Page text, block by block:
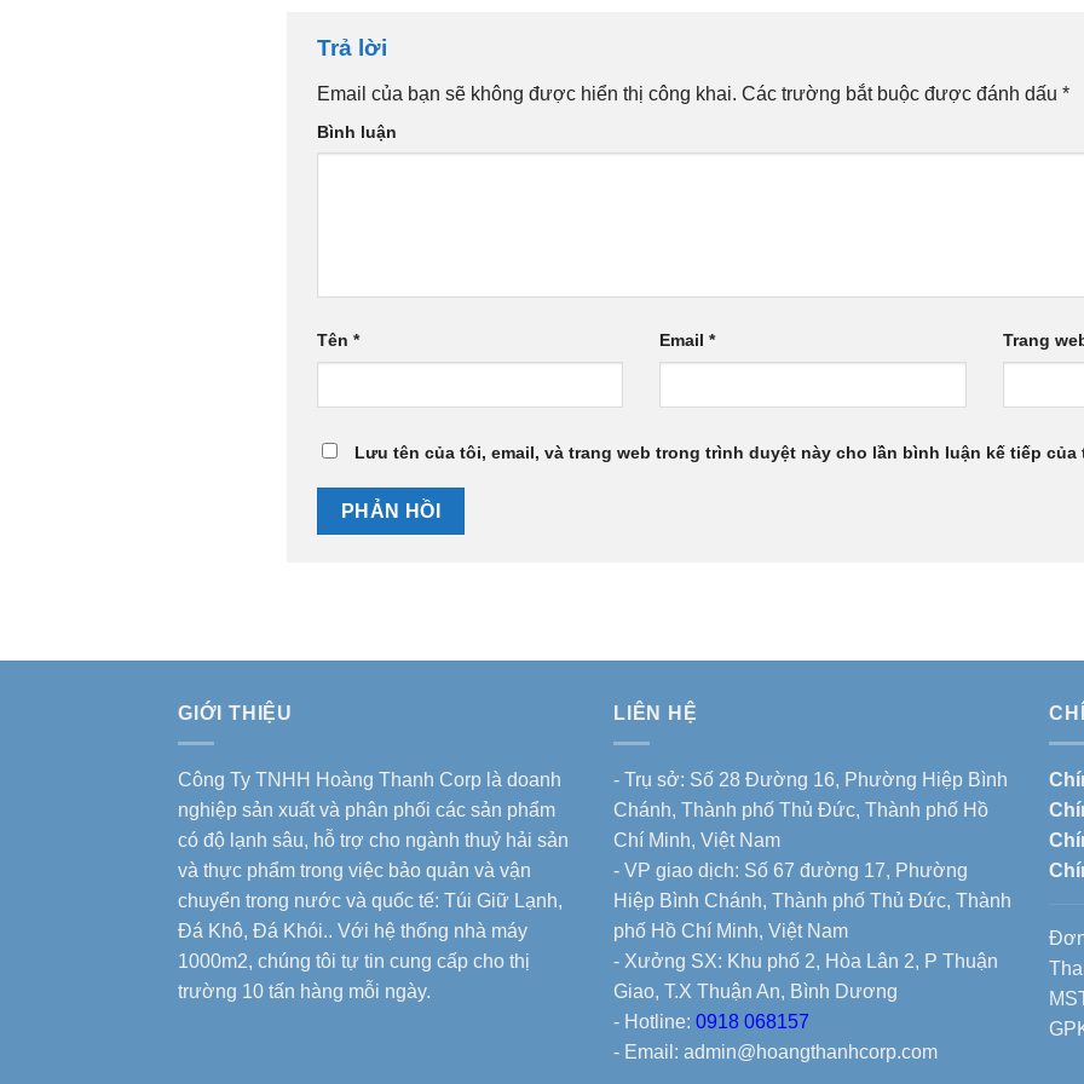
Trả lời
Email của bạn sẽ không được hiển thị công khai. Các trường bắt buộc được đánh dấu *
Bình luận
Tên * Email* Trang
Lưu tên của tôi, email, và trang web trong trình duyệt này cho lần bình luận kế tiếp của
GIỚI THIỆU
Công Ty TNHH Hoàng Thanh Corp là doanh
nghiệp sản xuất và phân phối các sản phẩm
có độ lạnh sâu, hỗ trợ cho ngành thuỷ hải sản
và thực phẩm trong việc bảo quản và vận
chuyển trong nước và quốc tế: Túi Giữ Lạnh,
Đá Khô, Đá Khói.. Với hệ thống nhà máy
1000m2, chúng tôi tự tin cung cấp cho thị
trường 10 tấn hàng mỗi ngày.
LIÊN HỆ
- Trụ sở: Số 28 Đường 16, Phường Hiệp Bình
Chánh, Thành phố Thủ Đức, Thành phố Hồ
Chí Minh, Việt Nam
- VP giao dịch: Số 67 đường 17, Phường
Hiệp Bình Chánh, Thành phố Thủ Đức, Thành
phố Hồ Chí Minh, Việt Nam
- Xưởng SX: Khu phố 2, Hòa Lân 2, P Thuận
Giao, T.X Thuận An, Bình Dương
- Hotline: 0918 068157
- Email: admin@hoangthanhcorp.com